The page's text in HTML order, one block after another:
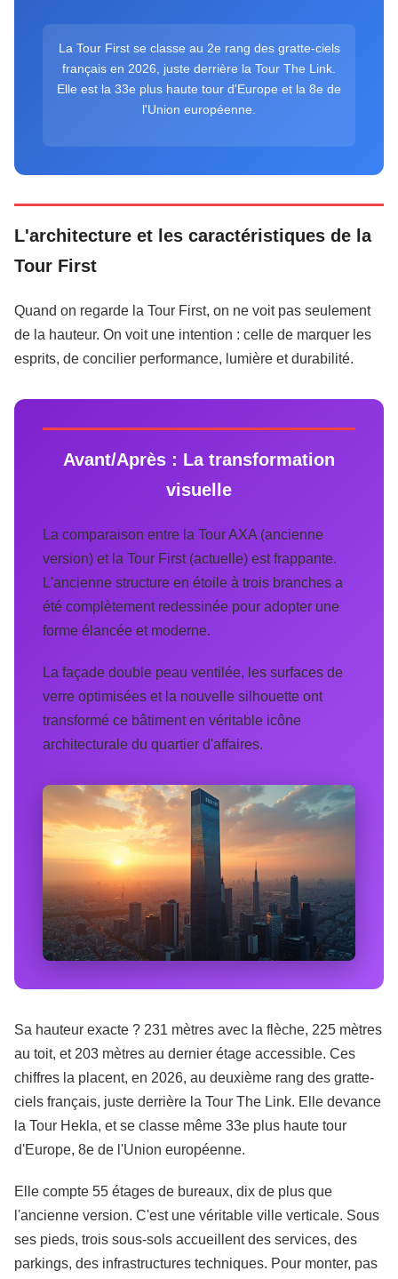
La Tour First se classe au 2e rang des gratte-ciels
français en 2026, juste derrière la Tour The Link.
Elle est la 33e plus haute tour d'Europe et la 8e de
l'Union européenne.
L'architecture et les caractéristiques de la
Tour First
Quand on regarde la Tour First, on ne voit pas seulement
de la hauteur. On voit une intention : celle de marquer les
esprits, de concilier performance, lumière et durabilité.
Avant/Après : La transformation
visuelle
La comparaison entre la Tour AXA (ancienne
version) et la Tour First (actuelle) est frappante.
L'ancienne structure en étoile à trois branches a
été complètement redessinée pour adopter une
forme élancée et moderne.
La façade double peau ventilée, les surfaces de
verre optimisées et la nouvelle silhouette ont
transformé ce bâtiment en véritable icône
architecturale du quartier d'affaires.
Sa hauteur exacte ? 231 mètres avec la flèche, 225 mètres
au toit, et 203 mètres au dernier étage accessible. Ces
chiffres la placent, en 2026, au deuxième rang des gratte-
ciels français, juste derrière la Tour The Link. Elle devance
la Tour Hekla, et se classe même 33e plus haute tour
d'Europe, 8e de l'Union européenne.
Elle compte 55 étages de bureaux, dix de plus que
l'ancienne version. C'est une véritable ville verticale. Sous
ses pieds, trois sous-sols accueillent des services, des
parkings, des infrastructures techniques. Pour monter, pas